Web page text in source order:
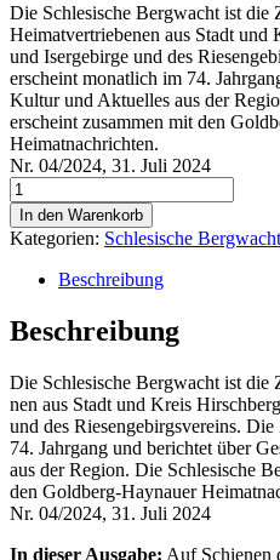
Die Schlesische Bergwacht ist die
Heimatvertriebenen aus Stadt und
und Isergebirge und des
erscheint monatlich im 74.
Kultur und Aktuelles aus der
erscheint zusammen mit den
Heimatnachrichten.
Nr. 04/2024, 31. Juli 2024
Schlesische
Bergwacht
Nr.
04/2024
Menge
In den Warenkorb
Kategorien: Schlesische Bergwacht
Beschreibung
Beschreibung
Die Schle­si­sche Berg­wacht ist
nen aus Stadt und Kreis
und des Rie­sen­ge­birgs­ver­eins.
74. Jahr­gang und berich­tet über
aus der Regi­on. Die Schle­si­sche
den Gold­berg-Hay­nau­er
Nr. 04/2024, 31. Juli 2024
In die­ser Aus­ga­be: Auf Schie­nen